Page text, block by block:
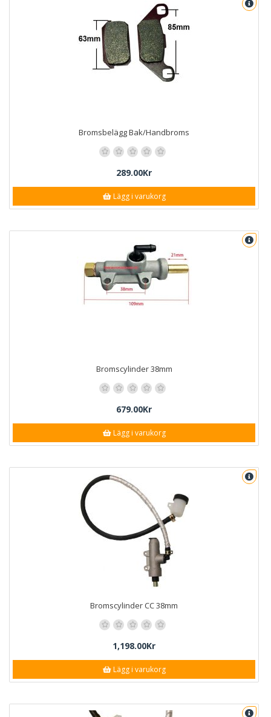
Bromsbelägg Bak/Handbroms
289.00Kr
Lägg i varukorg
Bromscylinder 38mm
679.00Kr
Lägg i varukorg
Bromscylinder CC 38mm
1,198.00Kr
Lägg i varukorg